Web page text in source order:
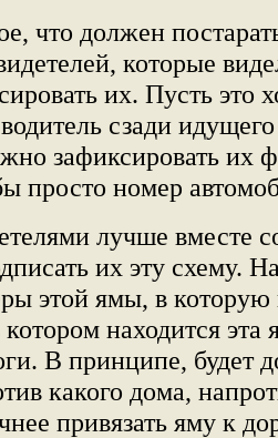
что должен
которые
их. Пусть это
сзади
зафиксировать их
просто номер
лучше вместе
их эту схему.
этой ямы, в
находится эта
В принципе, будет
какого дома,
привязать яму к